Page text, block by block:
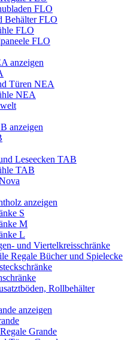
FLO
Behälter FLO
FLO
FLO
anzeigen
Türen NEA
NEA
anzeigen
Leseecken TAB
TAB
anzeigen
S
M
L
und Viertelkreisschränke
Regale Bücher und Spielecke
Rollbehälter
anzeigen
Grande